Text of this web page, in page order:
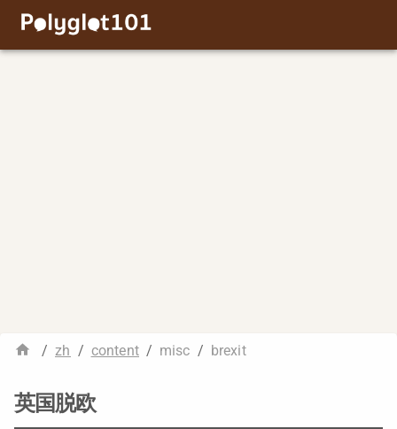
/ zh / content / misc / brexit
英国脱欧